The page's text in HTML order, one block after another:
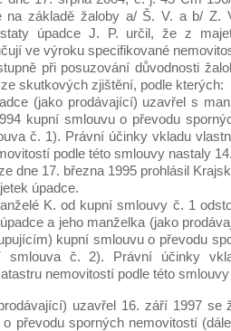
na základě žaloby a/ Š. V. a b/ Z.
úpadce J. P. určil, že z
ve výroku specifikované
při posuzování důvodnosti
skutkových zjištění, podle kterých:
(jako prodávající) uzavřel s
kupní smlouvu o převodu
č. 1). Právní účinky vkladu
podle této smlouvy nastaly
dne 17. března 1995 prohlásil
úpadce.
K. od kupní smlouvy č. 1
a jeho manželka (jako
kupní smlouvu o převodu
smlouva č. 2). Právní účinky
nemovitostí podle této
uzavřel 16. září 1997 se
převodu sporných nemovitostí